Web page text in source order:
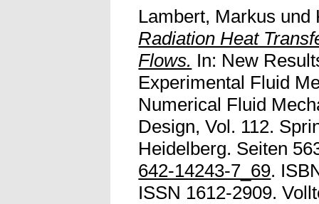
Lambert, Markus und
Radiation Heat
Flows. In: New
Experimental Fluid
Numerical Fluid
Design, Vol. 112.
Heidelberg. Seiten
642-14243-7_69.
ISSN 1612-2909.